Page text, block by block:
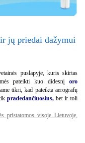
jų priedai dažymui
puslapyje, kuris skirtas
pateikti kuo didesnį oro
tikri, kad pateikta aerografų
tikpradedančiuosius, bet ir toli
pristatomos visoje Lietuvoje,